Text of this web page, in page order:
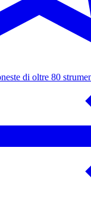
di oltre 80